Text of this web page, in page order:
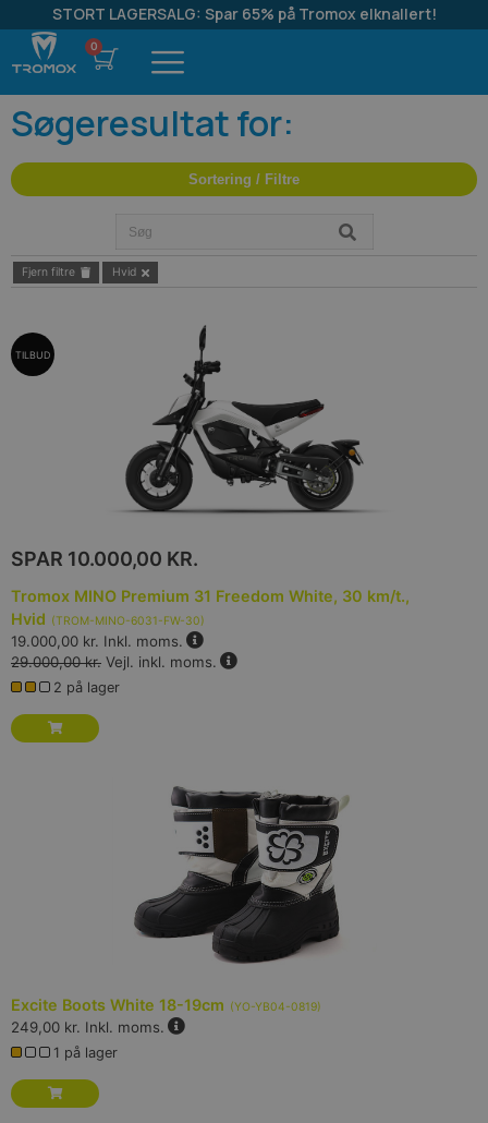
STORT LAGERSALG: Spar 65% på Tromox elknallert!
Søgeresultat for:
Sortering / Filtre
Fjern filtre Hvid
TILBUD
SPAR 10.000,00 KR.
Tromox MINO Premium 31 Freedom White, 30 km/t.,
Hvid (TROM-MINO-6031-FW-30)
19.000,00 kr. Inkl. moms.
29.000,00 kr. Vejl. inkl. moms.
2 på lager
Excite Boots White 18-19cm (YO-YB04-0819)
249,00 kr. Inkl. moms.
1 på lager